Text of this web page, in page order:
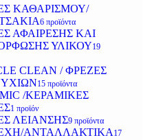
ΚΑΘΑΡΙΣΜΟΥ/
6 προϊόντα
ΑΦΑΙΡΕΣΗΣ ΚΑΙ
ΥΛΙΚΟΥ19
CLEAN / ΦΡΕΖΕΣ
15 προϊόντα
/ΚΕΡΑΜΙΚΕΣ
1 προϊόν
ΛΕΙΑΝΣΗΣ9 προϊόντα
ΑΝΤΑΛΛΑΚΤΙΚΑ 17